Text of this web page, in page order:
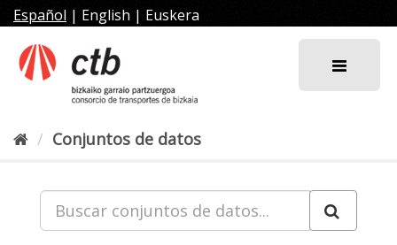
al
contenido
Español | English | Euskera
Conjuntos de datos